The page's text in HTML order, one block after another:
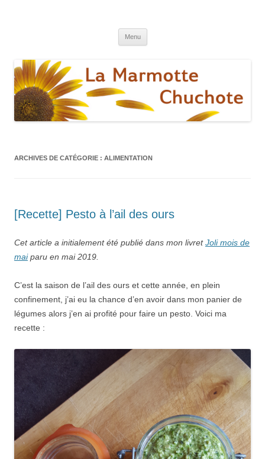
Menu
ARCHIVES DE CATÉGORIE : ALIMENTATION
[Recette] Pesto à l’ail des ours
Cet article a initialement été publié dans mon livretJoli mois de
maiparu en mai 2019.
C’est la saison de l’ail des ours et cette année, en plein
confinement, j’ai eu la chance d’en avoir dans mon panier de
légumes alors j’en ai profité pour faire un pesto. Voici ma
recette :